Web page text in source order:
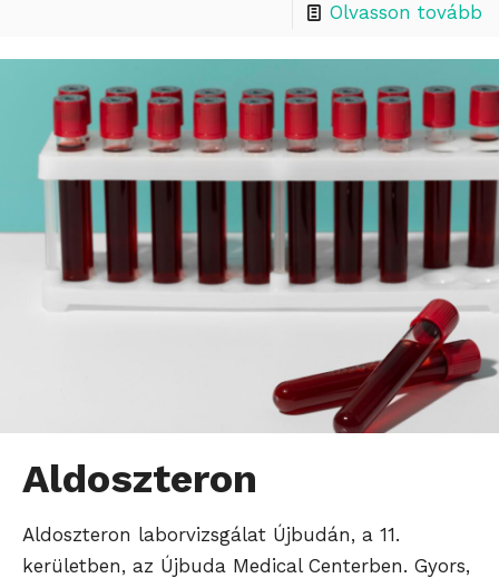
Olvasson tovább
Aldoszteron
Aldoszteron laborvizsgálat Újbudán, a 11.
kerületben, az Újbuda Medical Centerben. Gyors,